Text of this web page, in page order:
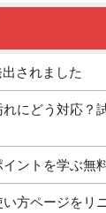
されました
にどう対応？
ントを学ぶ無
方ページをリ